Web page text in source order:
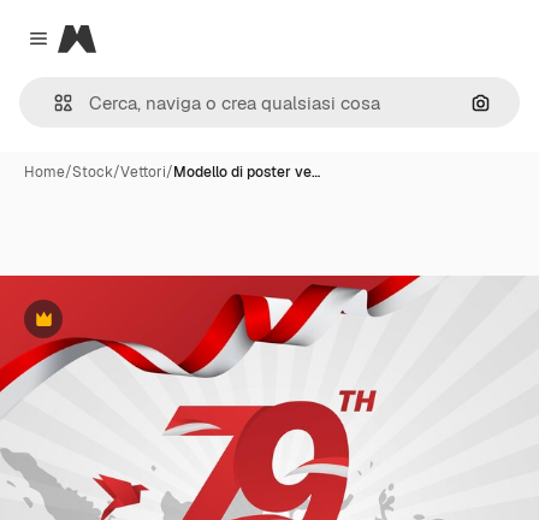
Close menu
Magnific
Cerca
Home/Stock/Vettori/Modello di poster ve…
Premium